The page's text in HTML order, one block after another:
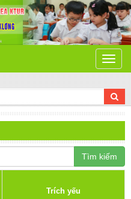
Toggle
Tìm kiếm
Trích yếu